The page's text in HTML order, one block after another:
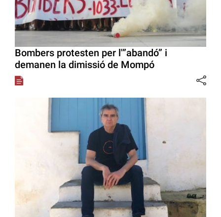
Bombers protesten per l'”abandó” i
demanen la dimissió de Mompó